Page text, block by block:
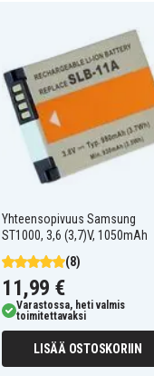
Yhteensopivuus Samsung
ST1000, 3,6 (3,7)V, 1050mAh
(8)
11,99 €
Varastossa, heti valmis
toimitettavaksi
LISÄÄ OSTOSKORIIN